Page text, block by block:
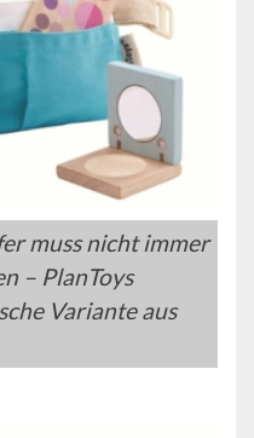
muss nicht immer
– PlanToys
Variante aus